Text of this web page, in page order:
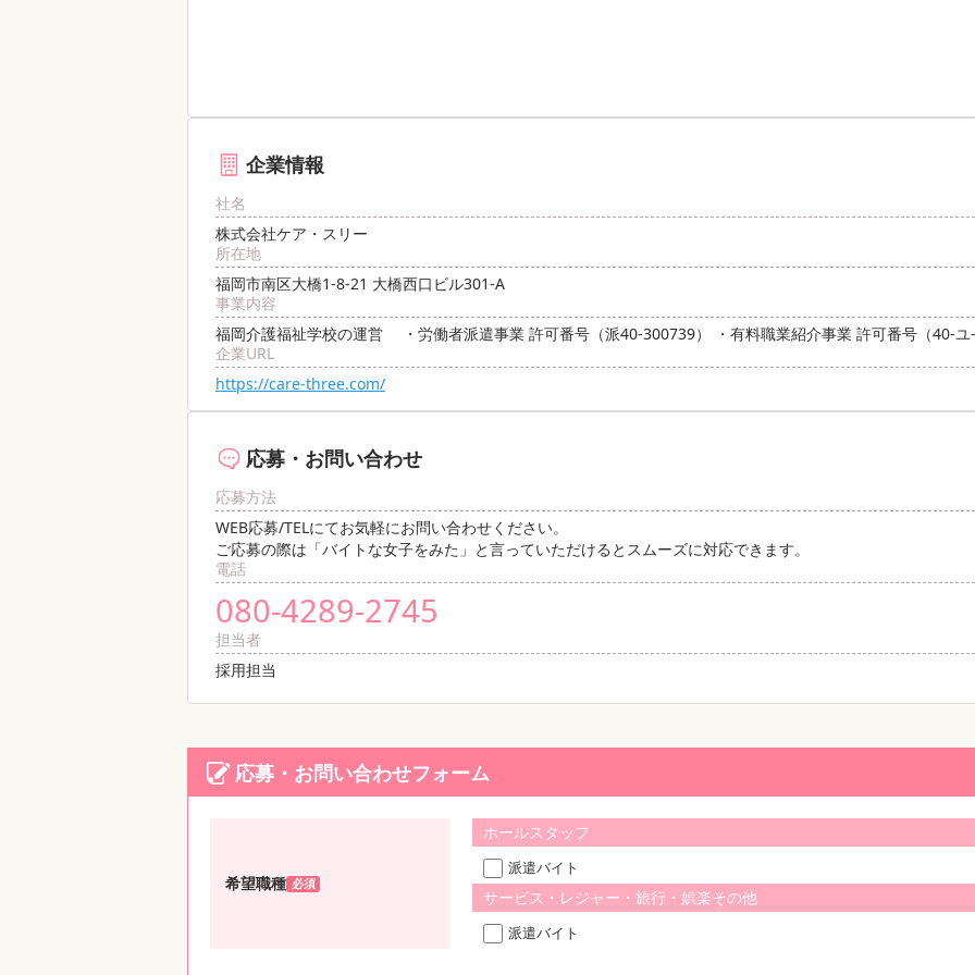
企業情報
社名
株式会社ケア・スリー
所在地
福岡市南区大橋1-8-21 大橋西口ビル301-A
事業内容
福岡介護福祉学校の運営 ・労働者派遣事業 許可番号（派40-300739） ・有料職業紹介事業 許可番号（40-ユ-
企業URL
https://care-three.com/
応募・お問い合わせ
応募方法
WEB応募/TELにてお気軽にお問い合わせください。
ご応募の際は「バイトな女子をみた」と言っていただけるとスムーズに対応できます。
電話
080-4289-2745
担当者
採用担当
応募・お問い合わせフォーム
希望職種 必須
ホールスタッフ
派遣バイト
サービス・レジャー・旅行・娯楽その他
派遣バイト